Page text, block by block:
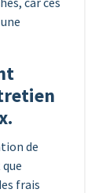
de
frais